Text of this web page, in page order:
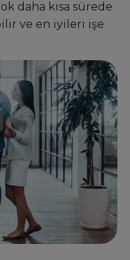
daha kısa sürede
ve en iyileri işe